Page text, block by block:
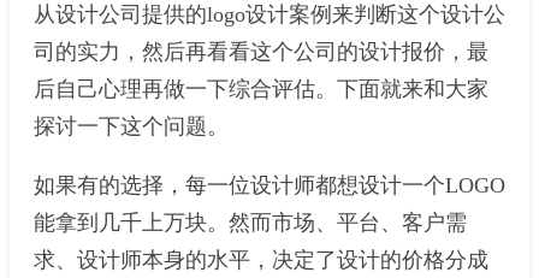
从设计公司提供的logo设计案例来判断这个设计公
司的实力，然后再看看这个公司的设计报价，最
后自己心理再做一下综合评估。下面就来和大家
探讨一下这个问题。
如果有的选择，每一位设计师都想设计一个LOGO
能拿到几千上万块。然而市场、平台、客户需
求、设计师本身的水平，决定了设计的价格分成